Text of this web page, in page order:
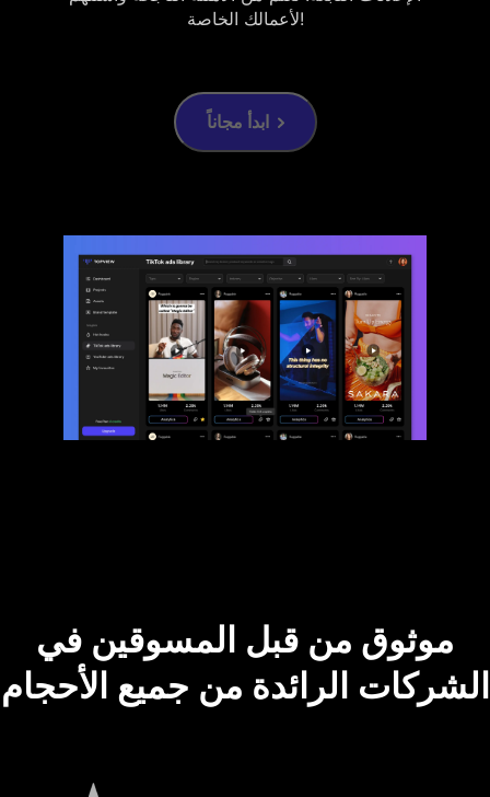
لأعمالك الخاصة!
ابدأ مجاناً
موثوق من قبل المسوقين في
الشركات الرائدة من جميع الأحجام